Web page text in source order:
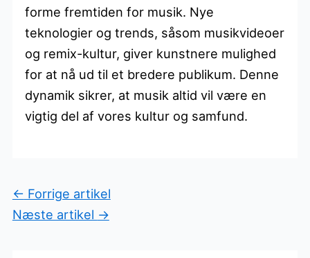
forme fremtiden for musik. Nye
teknologier og trends, såsom musikvideoer
og remix-kultur, giver kunstnere mulighed
for at nå ud til et bredere publikum. Denne
dynamik sikrer, at musik altid vil være en
vigtig del af vores kultur og samfund.
← Forrige artikel
Næste artikel →